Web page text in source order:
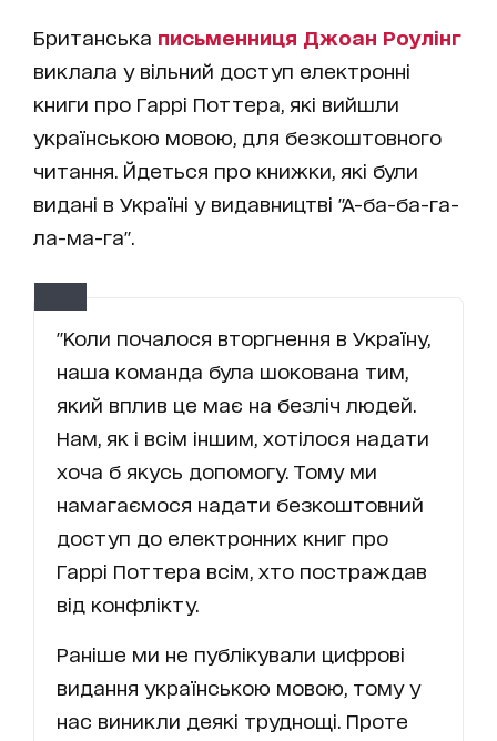
Британська письменниця Джоан Роулінг
виклала у вільний доступ електронні
книги про Гаррі Поттера, які вийшли
українською мовою, для безкоштовного
читання. Йдеться про книжки, які були
видані в Україні у видавництві "А-ба-ба-га-
ла-ма-га".
"Коли почалося вторгнення в Україну,
наша команда була шокована тим,
який вплив це має на безліч людей.
Нам, як і всім іншим, хотілося надати
хоча б якусь допомогу. Тому ми
намагаємося надати безкоштовний
доступ до електронних книг про
Гаррі Поттера всім, хто постраждав
від конфлікту.
Раніше ми не публікували цифрові
видання українською мовою, тому у
нас виникли деякі труднощі. Проте